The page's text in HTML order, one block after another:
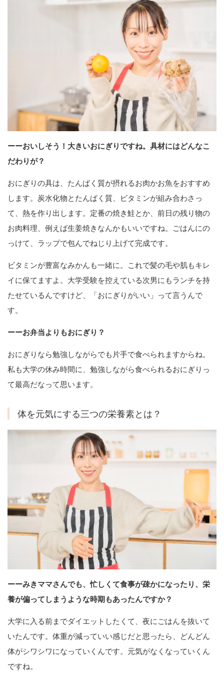
ーーおいしそう！大きいおにぎりですね。具材にはどんなこ
だわりが？
おにぎりの具は、たんぱく質が摂れるお肉かお魚をおすすめ
します。炭水化物とたんぱく質、ビタミンが組み合わさっ
て、熱を作り出します。定番の焼き鮭とか、前日の残り物の
お肉料理、例えば生姜焼きなんかもいいですね。ごはんにの
っけて、ラップで包んでねじり上げて完成です。
ビタミンが豊富なみかんも一緒に。これで髪の毛や肌もキレ
イに保てますよ。大学受験を控えている次男にもランチを持
たせているんですけど、「おにぎりがいい」って言うんで
す。
ーーお弁当よりもおにぎり？
おにぎりなら勉強しながらでも片手で食べられますからね。
私も大学の休み時間に、勉強しながら食べられるおにぎりっ
て最高だなって思います。
体を元気にする三つの栄養素とは？
ーーみきママさんでも、忙しくて食事が疎かになったり、栄
養が偏ってしまうような時期もあったんですか？
大学に入る前までダイエットしたくて、夜にごはんを抜いて
いたんです。体重が減っていい感じだと思ったら、どんどん
体がシワシワになっていくんです。元気がなくなっていくん
ですね。